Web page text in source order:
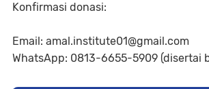
Konfirmasi donasi:
Email: amal.institute01@gmail.com
WhatsApp: 0813-6655-5909 (disertai